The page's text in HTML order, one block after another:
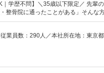
｜学歴不問】＼35歳以下限定／ 先輩
整骨院に通ったことがある」そんな
業員数：290人／本社所在地：東京都